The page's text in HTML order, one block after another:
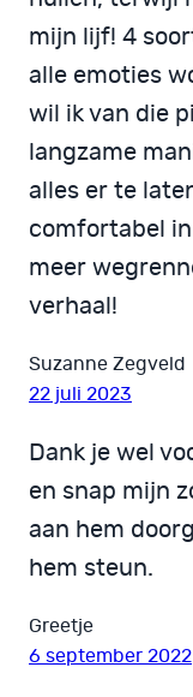
mijn lijf! 4
alle emoties
wil ik van die
langzame
alles er te
comfortabel
meer
verhaal!
Suzanne Zegveld
22 juli 2023
Dank je wel
en snap mijn
aan hem
hem steun.
Greetje
6 september 2022